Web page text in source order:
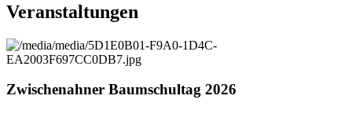
Veranstaltungen
Zwischenahner Baumschultag 2026